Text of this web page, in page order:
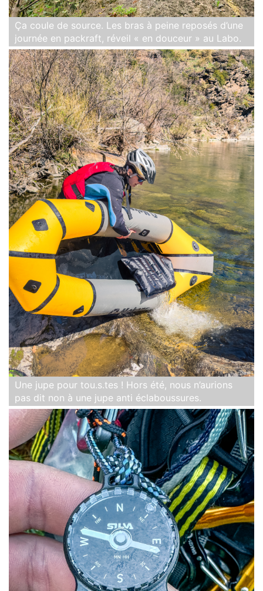
Ça coule de source. Les bras à peine reposés d’une
journée en packraft, réveil « en douceur » au Labo.
Une jupe pour tou.s.tes ! Hors été, nous n’aurions
pas dit non à une jupe anti éclaboussures.